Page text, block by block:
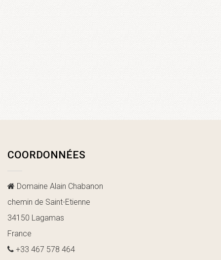
COORDONNÉES
Domaine Alain Chabanon
chemin de Saint-Etienne
34150 Lagamas
France
+33 467 578 464